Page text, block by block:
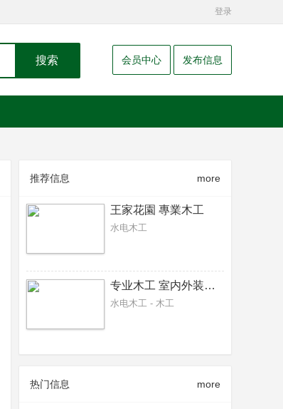
登录
搜索 会员中心 发布信息
推荐信息 more
王家花園 專業木工
水电木工
专业木工 室内外装修，围栏，阳台，雨篷，隔间，
水电木工 - 木工
热门信息 more